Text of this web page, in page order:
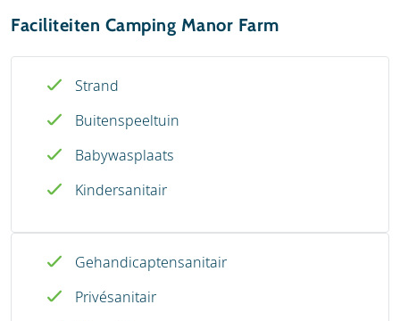
Faciliteiten Camping Manor Farm
Strand
Buitenspeeltuin
Babywasplaats
Kindersanitair
Gehandicaptensanitair
Privésanitair